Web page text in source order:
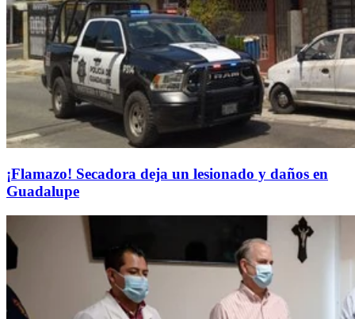
¡Flamazo! Secadora deja un lesionado y daños en
Guadalupe